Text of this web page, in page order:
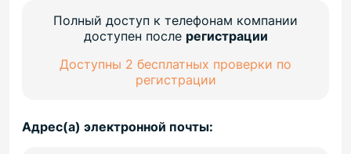
Полный доступ к телефонам компании
доступен после регистрации
Доступны 2 бесплатных проверки по
регистрации
Адрес(а) электронной почты: